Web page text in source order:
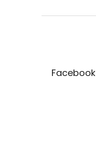
Facebook